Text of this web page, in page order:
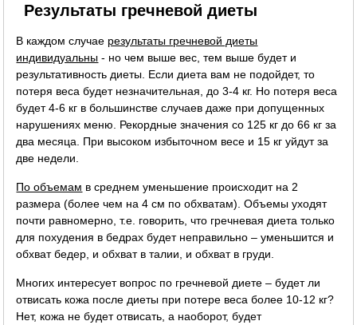
Результаты гречневой диеты
В каждом случае результаты гречневой диеты
индивидуальны - но чем выше вес, тем выше будет и
результативность диеты. Если диета вам не подойдет, то
потеря веса будет незначительная, до 3-4 кг. Но потеря веса
будет 4-6 кг в большинстве случаев даже при допущенных
нарушениях меню. Рекордные значения со 125 кг до 66 кг за
два месяца. При высоком избыточном весе и 15 кг уйдут за
две недели.
По объемам в среднем уменьшение происходит на 2
размера (более чем на 4 см по обхватам). Объемы уходят
почти равномерно, т.е. говорить, что гречневая диета только
для похудения в бедрах будет неправильно – уменьшится и
обхват бедер, и обхват в талии, и обхват в груди.
Многих интересует вопрос по гречневой диете – будет ли
отвисать кожа после диеты при потере веса более 10-12 кг?
Нет, кожа не будет отвисать, а наоборот, будет